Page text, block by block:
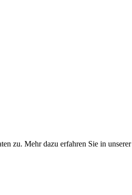
zu. Mehr dazu erfahren Sie in unserer